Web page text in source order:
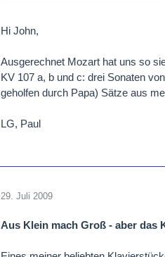
Hi John,
Ausgerechnet Mozart hat uns so
KV 107 a, b und c: drei Sonaten
geholfen durch Papa) Sätze aus
LG, Paul
29. Juli 2009
Aus Klein mach Groß - aber das